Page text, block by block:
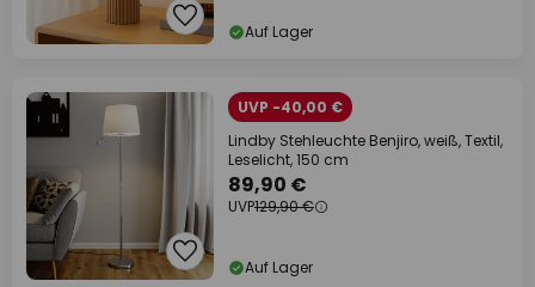
Auf Lager
UVP -40,00 €
Lindby Stehleuchte Benjiro, weiß, Textil,
Leselicht, 150 cm
89,90 €
UVP129,90 €
Auf Lager